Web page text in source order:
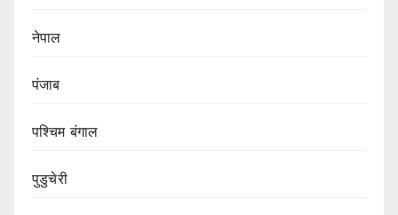
नेपाल
पंजाब
पश्चिम बंगाल
पुडुचेरी